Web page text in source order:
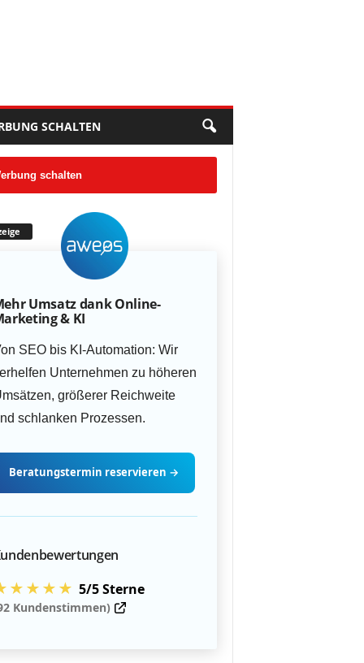
SCHALTEN
schalten
Umsatz dank Online-
& KI
SEO bis KI-Automation: Wir
Unternehmen zu höheren
größerer Reichweite
schlanken Prozessen.
Beratungstermin reservieren →
5/5 Sterne
Kundenstimmen)